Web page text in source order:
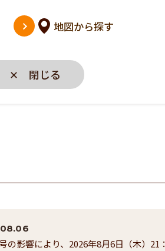
地図から探す
✕ 閉じる
の影響により、2026年8月6日（木）